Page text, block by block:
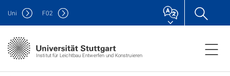
Institut für Leichtbau Entwerfen und Konstruieren
Uni F02